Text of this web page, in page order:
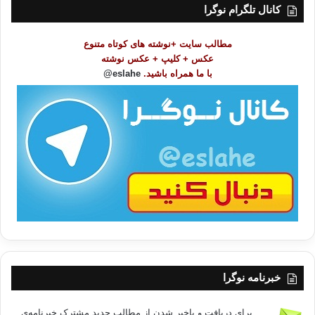
کانال تلگرام نوگرا
مطالب سایت +نوشته های کوتاه متنوع
عکس + کلیپ + عکس نوشته
با ما همراه باشید. eslahe@
خبرنامه نوگرا
برای دریافت و باخبر شدن از مطالب جدید مشترک خبرنامه‌ی